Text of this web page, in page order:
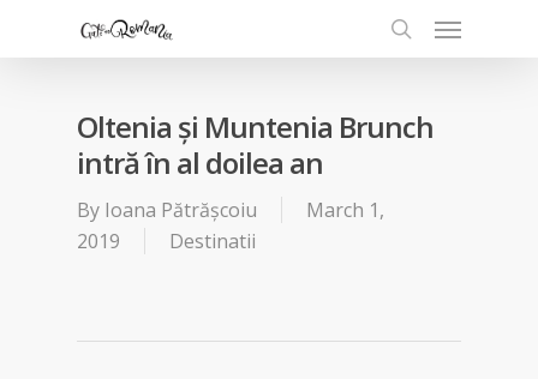
Oltenia și Muntenia Brunch
intră în al doilea an
By Ioana Pătrășcoiu
March 1,
2019
Destinatii